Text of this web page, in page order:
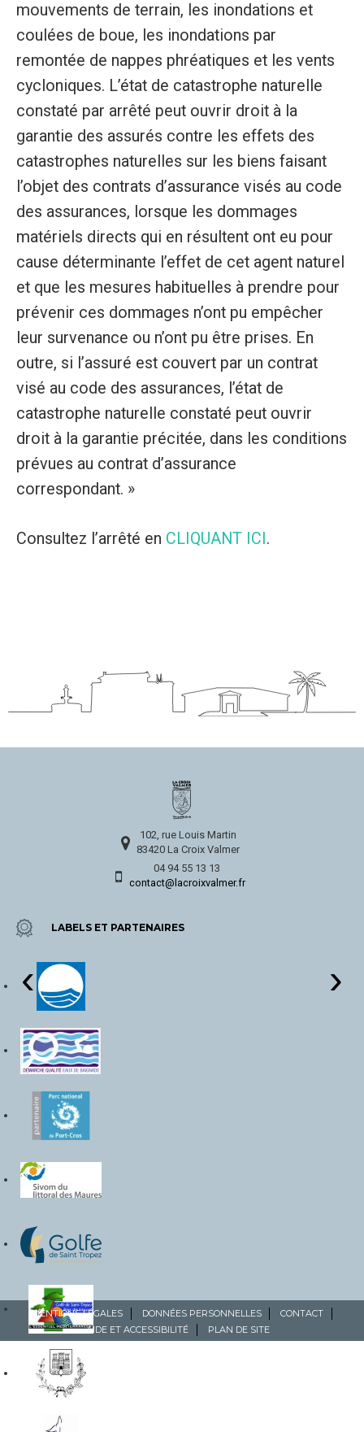
mouvements de terrain, les inondations et
coulées de boue, les inondations par
remontée de nappes phréatiques et les vents
cycloniques. L’état de catastrophe naturelle
constaté par arrêté peut ouvrir droit à la
garantie des assurés contre les effets des
catastrophes naturelles sur les biens faisant
l’objet des contrats d’assurance visés au code
des assurances, lorsque les dommages
matériels directs qui en résultent ont eu pour
cause déterminante l’effet de cet agent naturel
et que les mesures habituelles à prendre pour
prévenir ces dommages n’ont pu empêcher
leur survenance ou n’ont pu être prises. En
outre, si l’assuré est couvert par un contrat
visé au code des assurances, l’état de
catastrophe naturelle constaté peut ouvrir
droit à la garantie précitée, dans les conditions
prévues au contrat d’assurance
correspondant. »
Consultez l’arrêté en CLIQUANT ICI .
102, rue Louis Martin
83420 La Croix Valmer
04 94 55 13 13
contact@lacroixvalmer.fr
LABELS ET PARTENAIRES
‹ ›
MENTIONS LÉGALES DONNÉES PERSONNELLES
CONTACT
AIDE ET ACCESSIBILITÉ
PLAN DE SITE